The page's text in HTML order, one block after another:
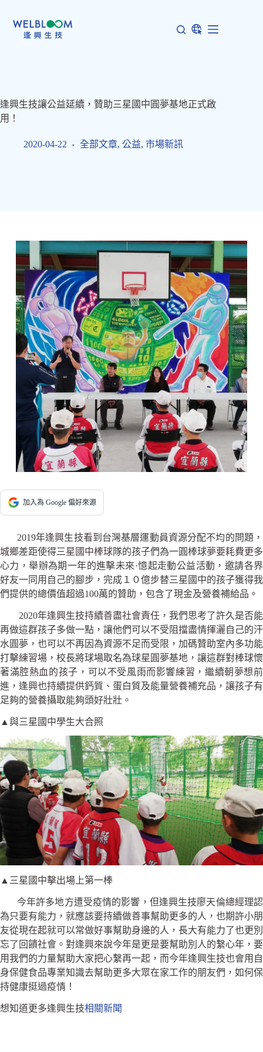
逢興生技讓公益延續，贊助三星國中圓夢基地正式啟
用！
2020-04-22 全部文章, 公益, 市場新訊
加入為 Google 偏好來源
2019年逢興生技看到台灣基層運動員資源分配不均的問題，
城鄉差距使得三星國中棒球隊的孩子們為一圓棒球夢要耗費更多
心力，舉辦為期一年的進擊未來·憶起走動公益活動，邀請各界
好友一同用自己的腳步，完成１０億步替三星國中的孩子獲得我
們提供的總價值超過100萬的贊助，包含了現金及營養補給品。
2020年逢興生技持續善盡社會責任，我們思考了許久是否能
再做這群孩子多做一點，讓他們可以不受阻擋盡情揮灑自己的汗
水圓夢，也可以不再因為資源不足而受限，加碼贊助室內多功能
打擊練習場，校長將球場取名為球星圓夢基地，讓這群對棒球懷
著滿腔熱血的孩子，可以不受風雨而影響練習，繼續朝夢想前
進，逢興也持續提供鈣質、蛋白質及能量營養補充品，讓孩子有
足夠的營養攝取能夠頭好壯壯。
▲與三星國中學生大合照
▲三星國中擊出場上第一棒
今年許多地方遭受疫情的影響，但逢興生技廖天倫總經理認
為只要有能力，就應該要持續做善事幫助更多的人，也期許小朋
友從現在起就可以常做好事幫助身邊的人，長大有能力了也更別
忘了回饋社會。對逢興來說今年是更是要幫助別人的繫心年，要
用我們的力量幫助大家把心繫再一起，而今年逢興生技也會用自
身保健食品專業知識去幫助更多大眾在家工作的朋友們，如何保
持健康挺過疫情！
想知道更多逢興生技相關新聞